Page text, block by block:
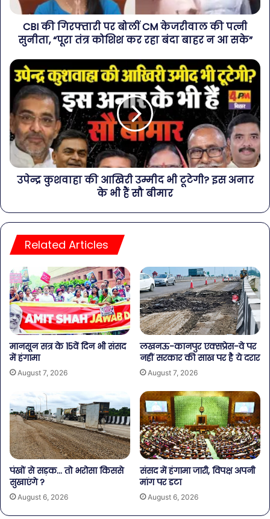
CBI की गिरफ्तारी पर बोलीं CM केजरीवाल की पत्नी
सुनीता, “पूरा तंत्र कोशिश कर रहा बंदा बाहर न आ सके”
उपेन्द्र कुशवाहा की आखिरी उम्मीद भी टूटेगी? इस अनार
के भी हैं सौ बीमार
Related Articles
मानसून सत्र के 15वें दिन भी संसद
में हंगामा
August 7, 2026
लखनऊ-कानपुर एक्सप्रेस-वे पर
नहीं सरकार की साख पर है ये दरार
August 7, 2026
पंखों से सड़क… तो भरोसा किससे
सुखाएंगे ?
August 6, 2026
संसद में हंगामा जारी, विपक्ष अपनी
मांग पर डटा
August 6, 2026